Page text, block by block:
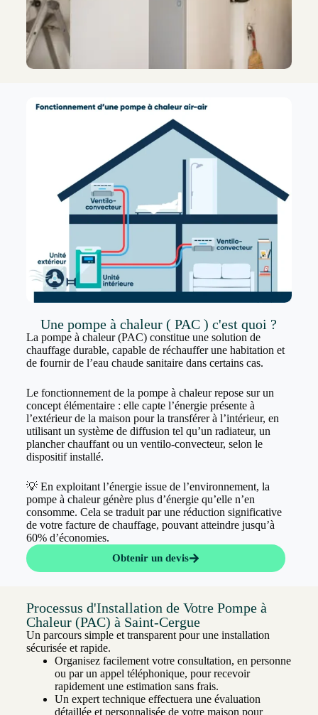
Une pompe à chaleur ( PAC ) c'est quoi ?
La pompe à chaleur (PAC) constitue une solution de
chauffage durable, capable de réchauffer une habitation et
de fournir de l’eau chaude sanitaire dans certains cas.
Le fonctionnement de la pompe à chaleur repose sur un
concept élémentaire : elle capte l’énergie présente à
l’extérieur de la maison pour la transférer à l’intérieur, en
utilisant un système de diffusion tel qu’un radiateur, un
plancher chauffant ou un ventilo-convecteur, selon le
dispositif installé.
💡 En exploitant l’énergie issue de l’environnement, la
pompe à chaleur génère plus d’énergie qu’elle n’en
consomme. Cela se traduit par une réduction significative
de votre facture de chauffage, pouvant atteindre jusqu’à
60% d’économies.
Obtenir un devis
Processus d'Installation de Votre Pompe à
Chaleur (PAC) à Saint-Cergue
Un parcours simple et transparent pour une installation
sécurisée et rapide.
Organisez facilement votre consultation, en personne
ou par un appel téléphonique, pour recevoir
rapidement une estimation sans frais.
Un expert technique effectuera une évaluation
détaillée et personnalisée de votre maison pour